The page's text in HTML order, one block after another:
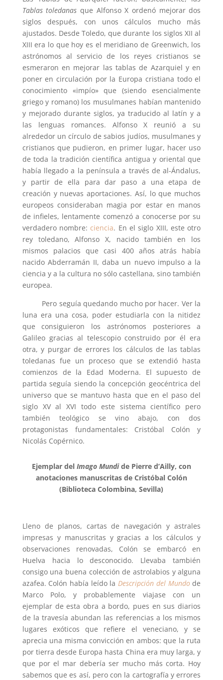
Tablas toledanas que Alfonso X ordenó mejorar dos
siglos después, con unos cálculos mucho más
ajustados. Desde Toledo, que durante los siglos XII al
XIII era lo que hoy es el meridiano de Greenwich, los
astrónomos al servicio de los reyes cristianos se
esmeraron en mejorar las tablas de Azarquiel y en
poner en circulación por la Europa cristiana todo el
conocimiento «impío» que (siendo esencialmente
griego y romano) los musulmanes habían mantenido
y mejorado durante siglos, ya traducido al latín y a
las lenguas romances. Alfonso X reunió a su
alrededor un círculo de sabios judíos, musulmanes y
cristianos que pudieron, en primer lugar, hacer uso
de toda la tradición científica antigua y oriental que
había llegado a la península a través de al-Ándalus,
y partir de ella para dar paso a una etapa de
creación y nuevas aportaciones. Así, lo que muchos
europeos consideraban magia por estar en manos
de infieles, lentamente comenzó a conocerse por su
verdadero nombre: ciencia. En el siglo XIII, este otro
rey toledano, Alfonso X, nacido también en los
mismos palacios que casi 400 años atrás había
nacido Abderramán II, daba un nuevo impulso a la
ciencia y a la cultura no sólo castellana, sino también
europea.
Pero seguía quedando mucho por hacer. Ver la
luna era una cosa, poder estudiarla con la nitidez
que consiguieron los astrónomos posteriores a
Galileo gracias al telescopio construido por él era
otra, y purgar de errores los cálculos de las tablas
toledanas fue un proceso que se extendió hasta
comienzos de la Edad Moderna. El supuesto de
partida seguía siendo la concepción geocéntrica del
universo que se mantuvo hasta que en el paso del
siglo XV al XVI todo este sistema científico pero
también teológico se vino abajo, con dos
protagonistas fundamentales: Cristóbal Colón y
Nicolás Copérnico.
Ejemplar del Imago Mundide Pierre d’Ailly, con
anotaciones manuscritas de Cristóbal Colón
(Biblioteca Colombina, Sevilla)
Lleno de planos, cartas de navegación y astrales
impresas y manuscritas y gracias a los cálculos y
observaciones renovadas, Colón se embarcó en
Huelva hacia lo desconocido. Llevaba también
consigo una buena colección de astrolabios y alguna
azafea. Colón había leído laDescripción del Mundo de
Marco Polo, y probablemente viajase con un
ejemplar de esta obra a bordo, pues en sus diarios
de la travesía abundan las referencias a los mismos
lugares exóticos que refiere el veneciano, y se
aprecia una misma convicción en ambos: que la ruta
por tierra desde Europa hasta China era muy larga, y
que por el mar debería ser mucho más corta. Hoy
sabemos que es así, pero con la cartografía y errores